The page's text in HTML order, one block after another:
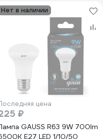
LED 63116
Нет в наличии
цена
₽
GAUSS R63 9W 700lm
E27 LED 1/10/50